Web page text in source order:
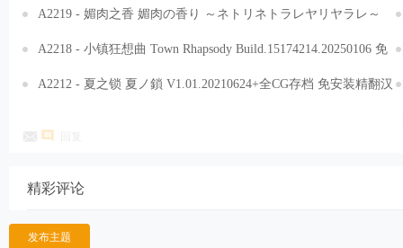
[5.01GB]
[5.96GB]
A2219 - 媚肉之香 媚肉の香り ～ネトリネトラレヤリヤラレ～
V1.2+媚肉之香番外篇-律子の溜息・由紀の香り 律子之叹，由纪
之香 V1.0 免安装汉化中文版[2.42GB]
A2218 - 小镇狂想曲 Town Rhapsody Build.15174214.20250106 免
安装中文版[587MB]
A2212 - 夏之锁 夏ノ鎖 V1.01.20210624+全CG存档 免安装精翻汉
精彩评论
发布主题